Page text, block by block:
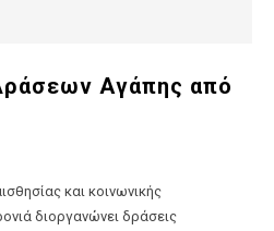
Αγάπης από
και κοινωνικής
διοργανώνει δράσεις